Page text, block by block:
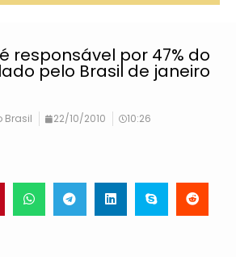
responsável por 47% do
pelo Brasil de janeiro
Brasil 22/10/2010 10:26